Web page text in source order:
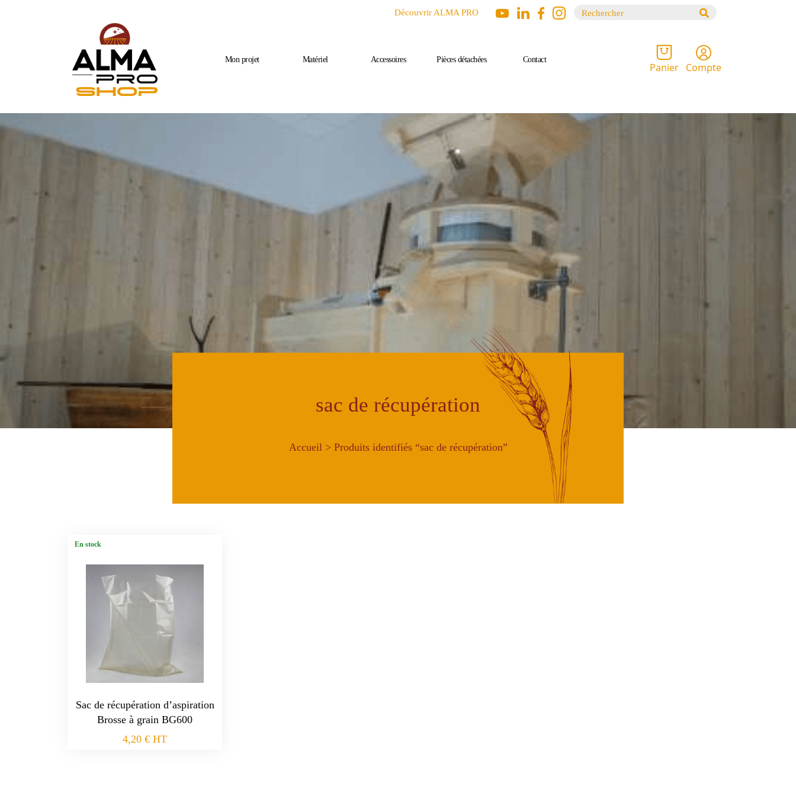
Découvrir ALMA PRO
Recherche
Mon projet Matériel Accessoires Pièces détachées Contact
Panier Compte
sac de récupération
Accueil > Produits identifiés “sac de récupération”
En stock
Sac de récupération d’aspiration
Brosse à grain BG600
4,20 € HT